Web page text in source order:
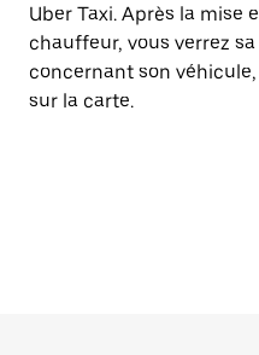
Uber Taxi. Après la mise
chauffeur, vous verrez
concernant son
sur la carte.